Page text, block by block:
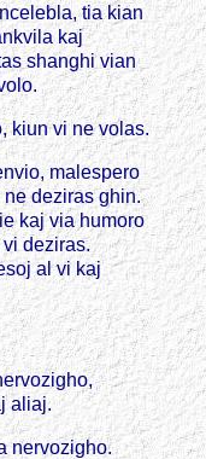
tia kian
kaj
shanghi vian
kiun vi ne volas.
malespero
deziras ghin.
kaj via humoro
deziras.
al vi kaj
aliaj.
nervozigho.